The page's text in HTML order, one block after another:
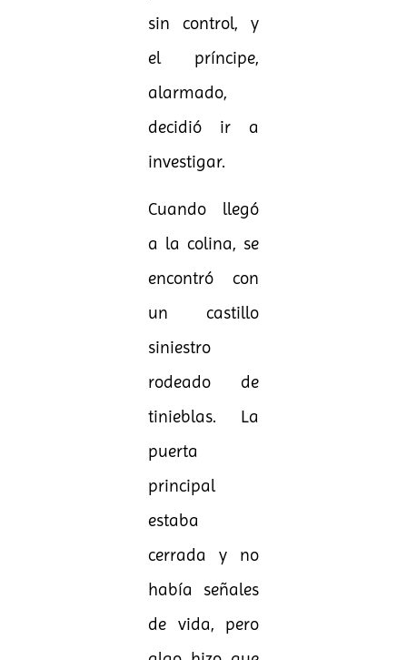
sin control, y
el príncipe,
alarmado,
decidió ir a
investigar.
Cuando llegó
a la colina, se
encontró con
un castillo
siniestro
rodeado de
tinieblas. La
puerta
principal
estaba
cerrada y no
había señales
de vida, pero